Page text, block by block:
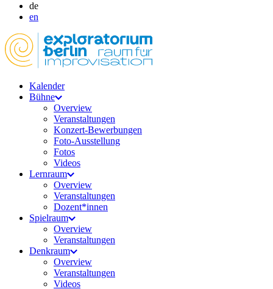
de
en
Kalender
Bühne
Overview
Veranstaltungen
Konzert-Bewerbungen
Foto-Ausstellung
Fotos
Videos
Lernraum
Overview
Veranstaltungen
Dozent*innen
Spielraum
Overview
Veranstaltungen
Denkraum
Overview
Veranstaltungen
Videos